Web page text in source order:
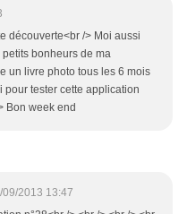
découverte<br /> Moi aussi
bonheurs de ma
un livre photo tous les 6 mois
pour tester cette application
Bon week end
09/2013 13:47